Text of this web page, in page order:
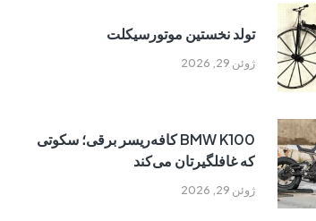
ژوئن 29, 2026
تولد نخستین موتورسیکلت
ژوئن 29, 2026
BMW K100 کافه‌ریسر برقی؛ سکوتی
که غافلگیرتان می‌کند